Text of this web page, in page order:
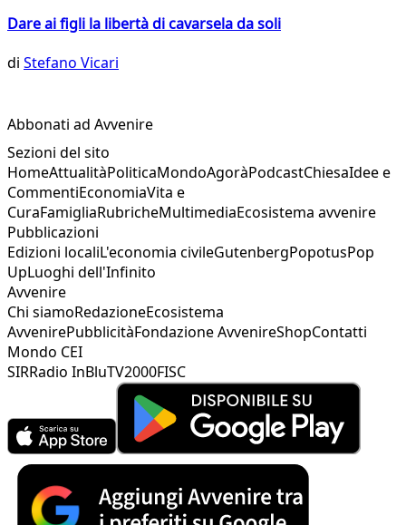
Dare ai figli la libertà di cavarsela da soli
di Stefano Vicari
Abbonati ad Avvenire
Sezioni del sito
HomeAttualitàPoliticaMondoAgoràPodcastChiesaIdee e
CommentiEconomiaVita e
CuraFamigliaRubricheMultimediaEcosistema avvenire
Pubblicazioni
Edizioni localiL'economia civileGutenbergPopotusPop
UpLuoghi dell'Infinito
Avvenire
Chi siamoRedazioneEcosistema
AvvenirePubblicitàFondazione AvvenireShopContatti
Mondo CEI
SIRRadio InBluTV2000FISC